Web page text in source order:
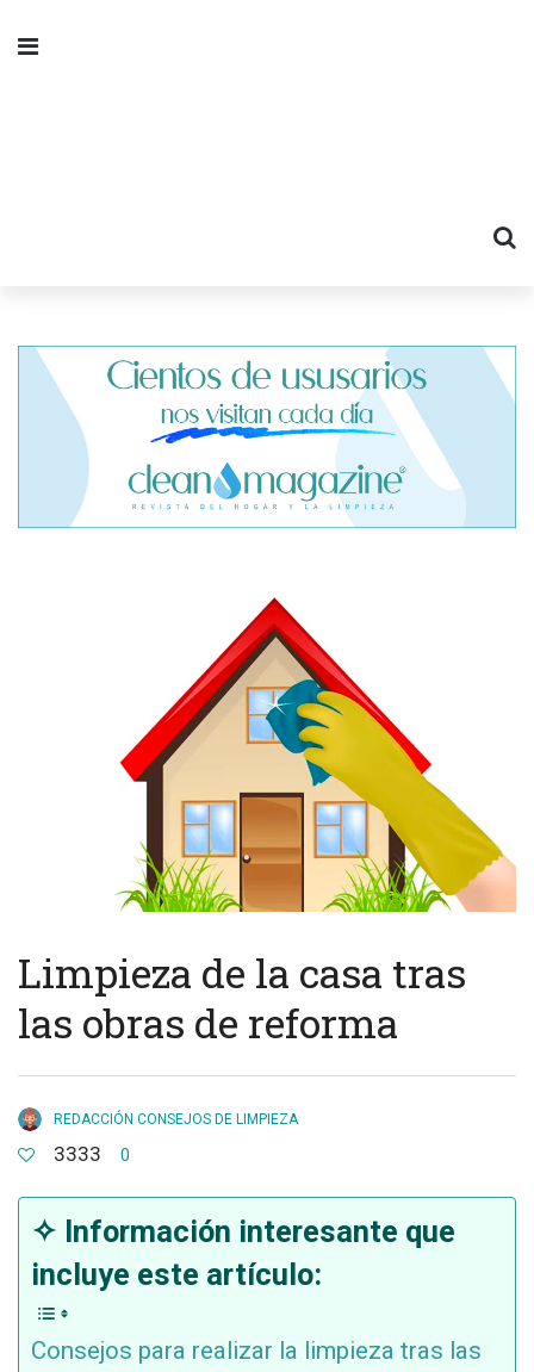
Limpieza de la casa tras
las obras de reforma
REDACCIÓN CONSEJOS DE LIMPIEZA
3333 0
✧ Información interesante que
incluye este artículo:
Consejos para realizar la limpieza tras las